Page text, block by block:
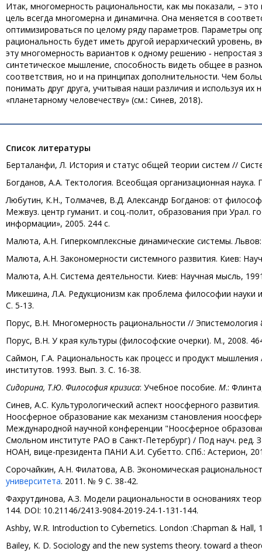
Итак, многомерность рациональности, как мы показали, –
цель всегда многомерна и динамична. Она меняется в
оптимизироваться по целому ряду параметров. Параметры
рациональность будет иметь другой иерархический
эту многомерность вариантов к одному решению ‑
синтетическое мышление, способность видеть общее в
соответствия, но и на принципах дополнительности. Чем
понимать друг друга, учитывая наши различия и используя
«планетарному человечеству» (см.: Синев, 2018).
Список литературы
Берталанфи, Л. История и статус общей теории систем //
Богданов, А.А. Тектология. Всеобщая организационная
Любутин, К.Н., Толмачев, В.Д. Александр Богданов: от
Межвуз. центр гуманит. и соц.-полит, образования при Урал.
информации», 2005. 244 с.
Малюта, А.Н. Гиперкомплексные динамические системы.
Малюта, А.Н. Закономерности системного развития. Киев:
Малюта, А.Н. Система деятельности. Киев: Научная мысль,
Микешина, Л.А. Редукционизм как проблема философии науки
С. 5-13.
Порус, В.Н. Многомерность рациональности //
Порус, В.Н. У края культуры (философские очерки). М., 2008.
Саймон, Г.А. Рациональность как процесс и продукт
институтов. 1993. Вып. 3. С. 16-38.
Сидорина, Т.Ю. Философия кризиса: Учебное пособие. М.:
Синев, А.С. Культурологический аспект ноосферного
Ноосферное образование как механизм становления
Международной научной конференции "Ноосферное
Смольном институте РАО в Санкт-Петербург) / Под науч.
НОАН, вице-президента ПАНИ А.И. Субетто. СПб.: Астерион,
Сорочайкин, А.Н. Филатова, А.В. Экономическая
университета. 2011. № 9 С. 38-42.
Фахрутдинова, А.З. Модели рациональности в основаниях
144. DOI: 10.21146/2413-9084-2019-24-1-131-144.
Ashby, W.R. Introduction to Cybernetics. London :Chapman & Hall,
Bailey, K. D. Sociology and the new systems theory. toward a